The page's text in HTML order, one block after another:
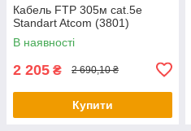
Кабель FTP 305м cat.5e
Standart Atcom (3801)
В наявності
2 205 ₴ 2 690,10 ₴
Купити